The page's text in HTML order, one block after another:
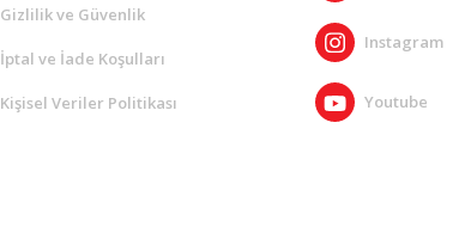
Gizlilik ve Güvenlik
İptal ve İade Koşulları
Kişisel Veriler Politikası
Instagram
Youtube